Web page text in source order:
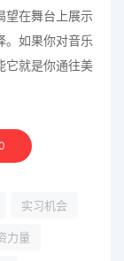
望在舞台上展示
。如果你对音乐
它就是你通往美
实习机会
力量